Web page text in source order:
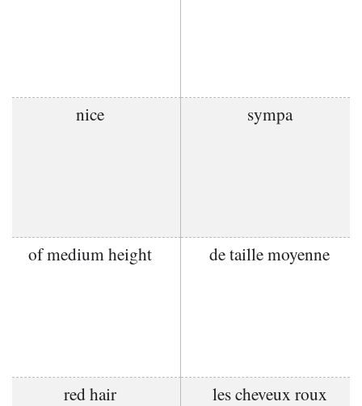
nice sympa
of medium height de taille moyenne
red hair les cheveux roux